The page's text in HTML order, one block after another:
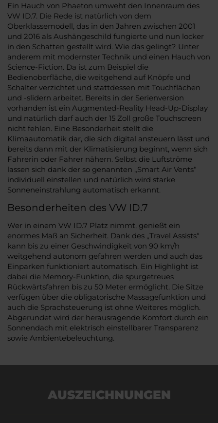
Ein Hauch von Phaeton umweht den Innenraum des
VW ID.7. Die Rede ist natürlich von dem
Oberklassemodell, das in den Jahren zwischen 2001
und 2016 als Aushängeschild fungierte und nun locker
in den Schatten gestellt wird. Wie das gelingt? Unter
anderem mit modernster Technik und einen Hauch von
Science-Fiction. Da ist zum Beispiel die
Bedienoberfläche, die weitgehend auf Knöpfe und
Schalter verzichtet und stattdessen mit Touchflächen
und -slidern arbeitet. Bereits in der Serienversion
vorhanden ist ein Augmented-Reality Head-Up-Display
und natürlich darf auch der 15 Zoll große Touchscreen
nicht fehlen. Eine Besonderheit stellt die
Klimaautomatik dar, die sich digital ansteuern lässt und
bereits dann mit der Klimatisierung beginnt, wenn sich
Fahrerin oder Fahrer nähern. Selbst die Luftströme
lassen sich dank der so genannten „Smart Air Vents“
individuell einstellen und natürlich wird starke
Sonneneinstrahlung automatisch erkannt.
Besonderheiten des VW ID.7
Wer in einem VW ID.7 Platz nimmt, genießt ein
enormes Maß an Sicherheit. Dank des „Travel Assists“
kann bis zu einer Geschwindigkeit von 90 km/h
weitgehend autonom gefahren werden und auch das
Einparken funktioniert automatisch. Ein Highlight ist
dabei die Memory-Funktion, die spurgetreues
Rückwärtsfahren bis zu 50 Meter ermöglicht. Die Sitze
verfügen über die obligatorische Massagefunktion und
auch die Sprachsteuerung ist ohne Weiteres möglich.
Abgerundet wird der herausragende Komfort durch ein
Sonnendach mit elektrisch einstellbarer Transparenz
sowie Ambientebeleuchtung.
AUSZEICHNUNGEN